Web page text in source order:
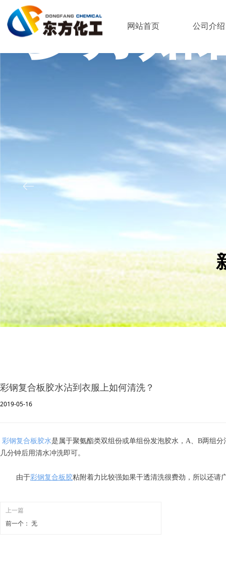
网站首页 公司介绍
岁月如
粘
ꂃ
彩钢复合板胶水沾到衣服上如何清洗？
2019-05-16
彩钢复合板胶水是属于聚氨酯类双组份或单组份发泡胶水，A、B两组
几分钟后用清水冲洗即可。
由于彩钢复合板胶粘附着力比较强如果干透清洗很费劲，所以还请
上一篇
前一个： 无